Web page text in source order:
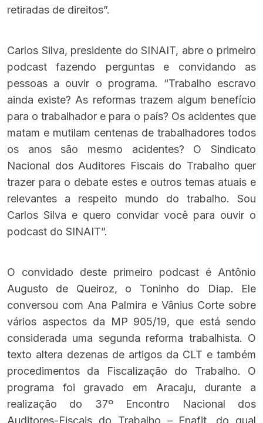
retiradas de direitos”.
Carlos Silva, presidente do SINAIT, abre o primeiro
podcast fazendo perguntas e convidando as
pessoas a ouvir o programa. “Trabalho escravo
ainda existe? As reformas trazem algum benefício
para o trabalhador e para o país? Os acidentes que
matam e mutilam centenas de trabalhadores todos
os anos são mesmo acidentes? O Sindicato
Nacional dos Auditores Fiscais do Trabalho quer
trazer para o debate estes e outros temas atuais e
relevantes a respeito mundo do trabalho. Sou
Carlos Silva e quero convidar você para ouvir o
podcast do SINAIT”.
O convidado deste primeiro podcast é Antônio
Augusto de Queiroz, o Toninho do Diap. Ele
conversou com Ana Palmira e Vânius Corte sobre
vários aspectos da MP 905/19, que está sendo
considerada uma segunda reforma trabalhista. O
texto altera dezenas de artigos da CLT e também
procedimentos da Fiscalização do Trabalho. O
programa foi gravado em Aracaju, durante a
realização do 37º Encontro Nacional dos
Auditores-Fiscais do Trabalho – Enafit, do qual